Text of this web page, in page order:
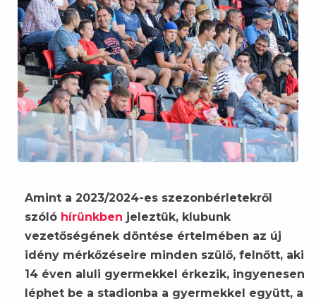
Amint a 2023/2024-es szezonbérletekről
szóló hírünkben jeleztük, klubunk
vezetőségének döntése értelmében az új
idény mérkőzéseire minden szülő, felnőtt, aki
14 éven aluli gyermekkel érkezik, ingyenesen
léphet be a stadionba a gyermekkel együtt, a